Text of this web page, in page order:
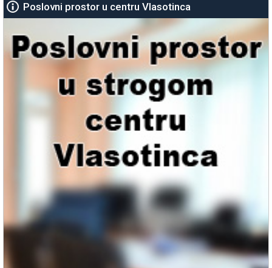
Poslovni prostor u centru Vlasotinca